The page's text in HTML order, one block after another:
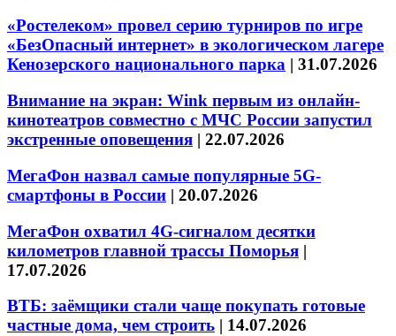
«Ростелеком» провел серию турниров по игре
«БезОпасный интернет» в экологическом лагере
Кенозерского национального парка | 31.07.2026
Внимание на экран: Wink первым из онлайн-
кинотеатров совместно с МЧС России запустил
экстренные оповещения | 22.07.2026
МегаФон назвал самые популярные 5G-
смартфоны в России | 20.07.2026
МегаФон охватил 4G-сигналом десятки
километров главной трассы Поморья |
17.07.2026
ВТБ: заёмщики стали чаще покупать готовые
частные дома, чем строить | 14.07.2026